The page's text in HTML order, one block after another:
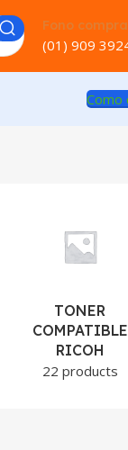
Fono
(01) 909
Como
TONER
COMPATIBLE
RICOH
22 products